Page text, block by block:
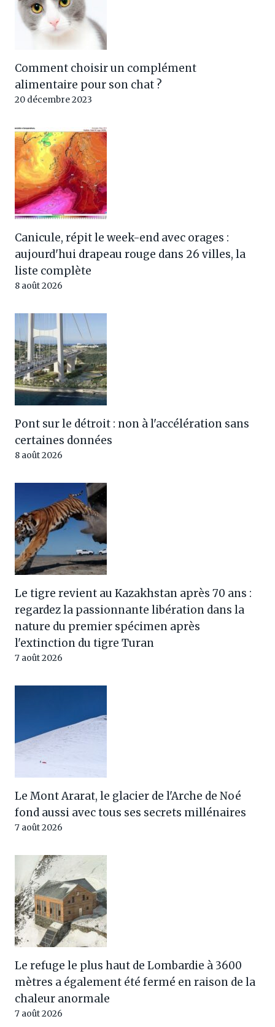
Comment choisir un complément
alimentaire pour son chat ?
20 décembre 2023
Canicule, répit le week-end avec orages :
aujourd'hui drapeau rouge dans 26 villes, la
liste complète
8 août 2026
Pont sur le détroit : non à l'accélération sans
certaines données
8 août 2026
Le tigre revient au Kazakhstan après 70 ans :
regardez la passionnante libération dans la
nature du premier spécimen après
l'extinction du tigre Turan
7 août 2026
Le Mont Ararat, le glacier de l'Arche de Noé
fond aussi avec tous ses secrets millénaires
7 août 2026
Le refuge le plus haut de Lombardie à 3600
mètres a également été fermé en raison de la
chaleur anormale
7 août 2026